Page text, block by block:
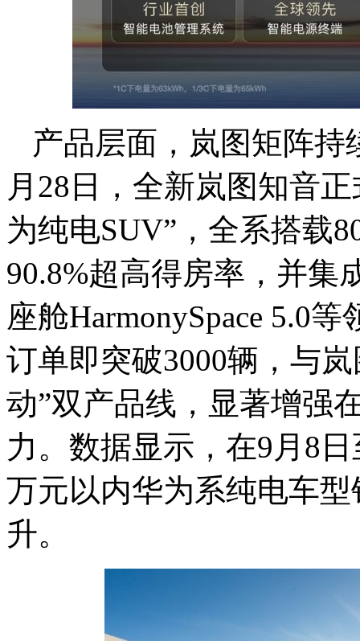
产品层面，岚图矩阵
月28日，全新岚图知音
为纯电SUV”，全系搭载
90.8%超高得房率，并集
座舱HarmonySpace 5.0
订单即突破3000辆，与
动”双产品线，显著增强
力。数据显示，在9月8
万元以内华为系纯电车
升。